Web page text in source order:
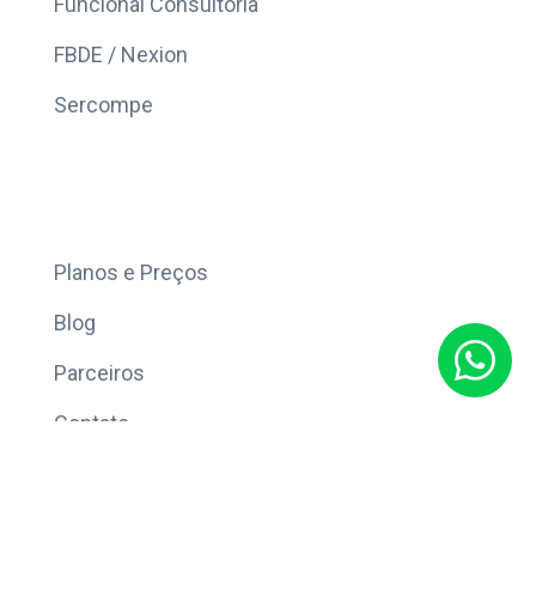
FBDE / Nexion
Sercompe
Planos e Preços
Blog
Parceiros
Contato